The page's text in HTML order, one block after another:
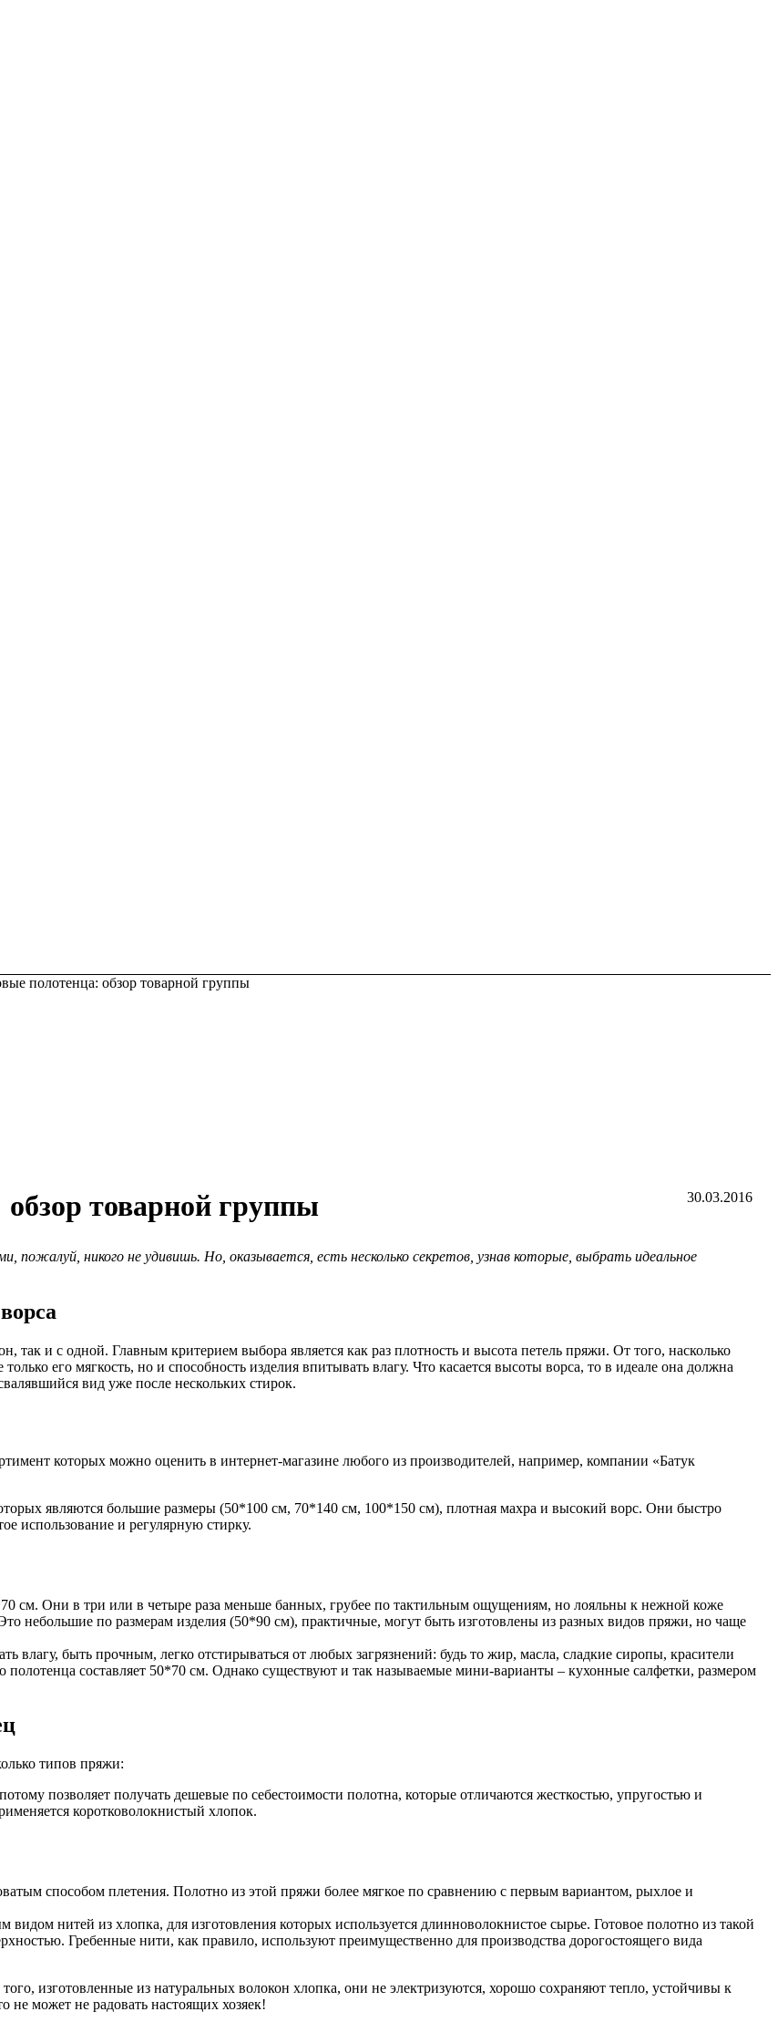
полотенца: обзор товарной группы
30.03.2016
товарной группы
пожалуй, никого не удивишь. Но, оказывается, есть несколько секретов, узнав которые, выбрать идеальное
так и с одной. Главным критерием выбора является как раз плотность и высота петель пряжи. От того, насколько
его мягкость, но и способность изделия впитывать влагу. Что касается высоты ворса, то в идеале она должна
вид уже после нескольких стирок.
которых можно оценить в интернет-магазине любого из производителей, например, компании «Батук
являются большие размеры (50*100 см, 70*140 см, 100*150 см), плотная махра и высокий ворс. Они быстро
использование и регулярную стирку.
см. Они в три или в четыре раза меньше банных, грубее по тактильным ощущениям, но лояльны к нежной коже
небольшие по размерам изделия (50*90 см), практичные, могут быть изготовлены из разных видов пряжи, но чаще
влагу, быть прочным, легко отстирываться от любых загрязнений: будь то жир, масла, сладкие сиропы, красители
составляет 50*70 см. Однако существуют и так называемые мини-варианты – кухонные салфетки, размером
типов пряжи:
позволяет получать дешевые по себестоимости полотна, которые отличаются жесткостью, упругостью и
коротковолокнистый хлопок.
способом плетения. Полотно из этой пряжи более мягкое по сравнению с первым вариантом, рыхлое и
нитей из хлопка, для изготовления которых используется длинноволокнистое сырье. Готовое полотно из такой
Гребенные нити, как правило, используют преимущественно для производства дорогостоящего вида
изготовленные из натуральных волокон хлопка, они не электризуются, хорошо сохраняют тепло, устойчивы к
может не радовать настоящих хозяек!